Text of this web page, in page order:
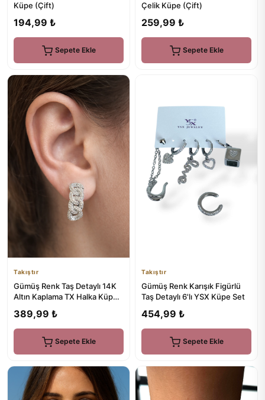
Küpe (Çift)
194,99 ₺
Sepete Ekle
Çelik Küpe (Çift)
259,99 ₺
Sepete Ekle
Takıştır
Gümüş Renk Taş Detaylı 14K
Altın Kaplama TX Halka Küpe
389,99 ₺
Sepete Ekle
Takıştır
Gümüş Renk Karışık Figürlü
Taş Detaylı 6'lı YSX Küpe Set
454,99 ₺
Sepete Ekle